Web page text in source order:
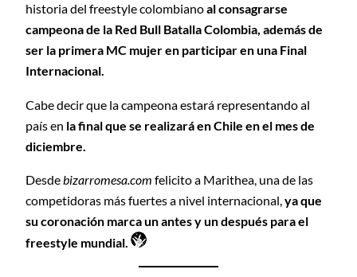
historia del freestyle colombianoal consagrarse
campeona de la Red Bull Batalla Colombia, además de
ser la primera MC mujer en participar en una Final
Internacional.
Cabe decir que la campeona estará representando al
país en la final que se realizará en Chile en el mes de
diciembre.
Desdebizarromesa.com felicito a Marithea, una de las
competidoras más fuertes a nivel internacional,ya que
su coronación marca un antes y un después para el
freestyle mundial.